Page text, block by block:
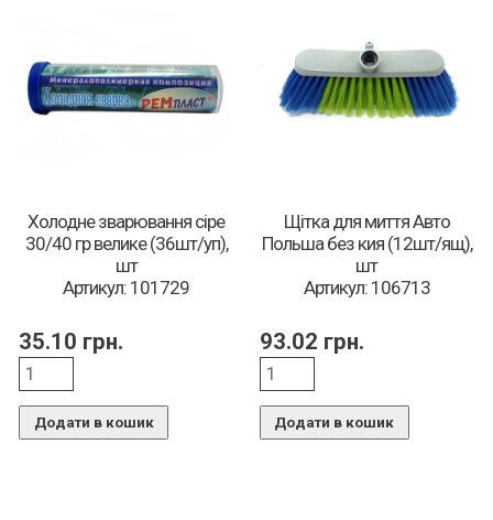
Холодне зварювання сіре
30/40 гр велике (36шт/уп),
шт
Артикул: 101729
35.10 грн.
Додати в кошик
Щітка для миття Авто
Польша без кия (12шт/ящ),
шт
Артикул: 106713
93.02 грн.
Додати в кошик